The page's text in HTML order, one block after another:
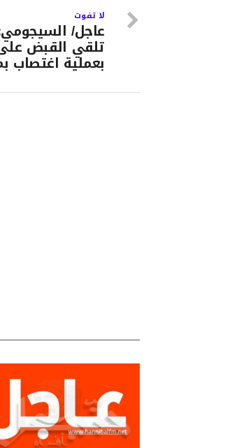
لا تفوت
عاجل/
تلقي القبض
بعملية اغتصاب